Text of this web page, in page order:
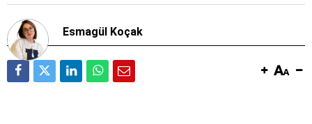
Esmagül Koçak